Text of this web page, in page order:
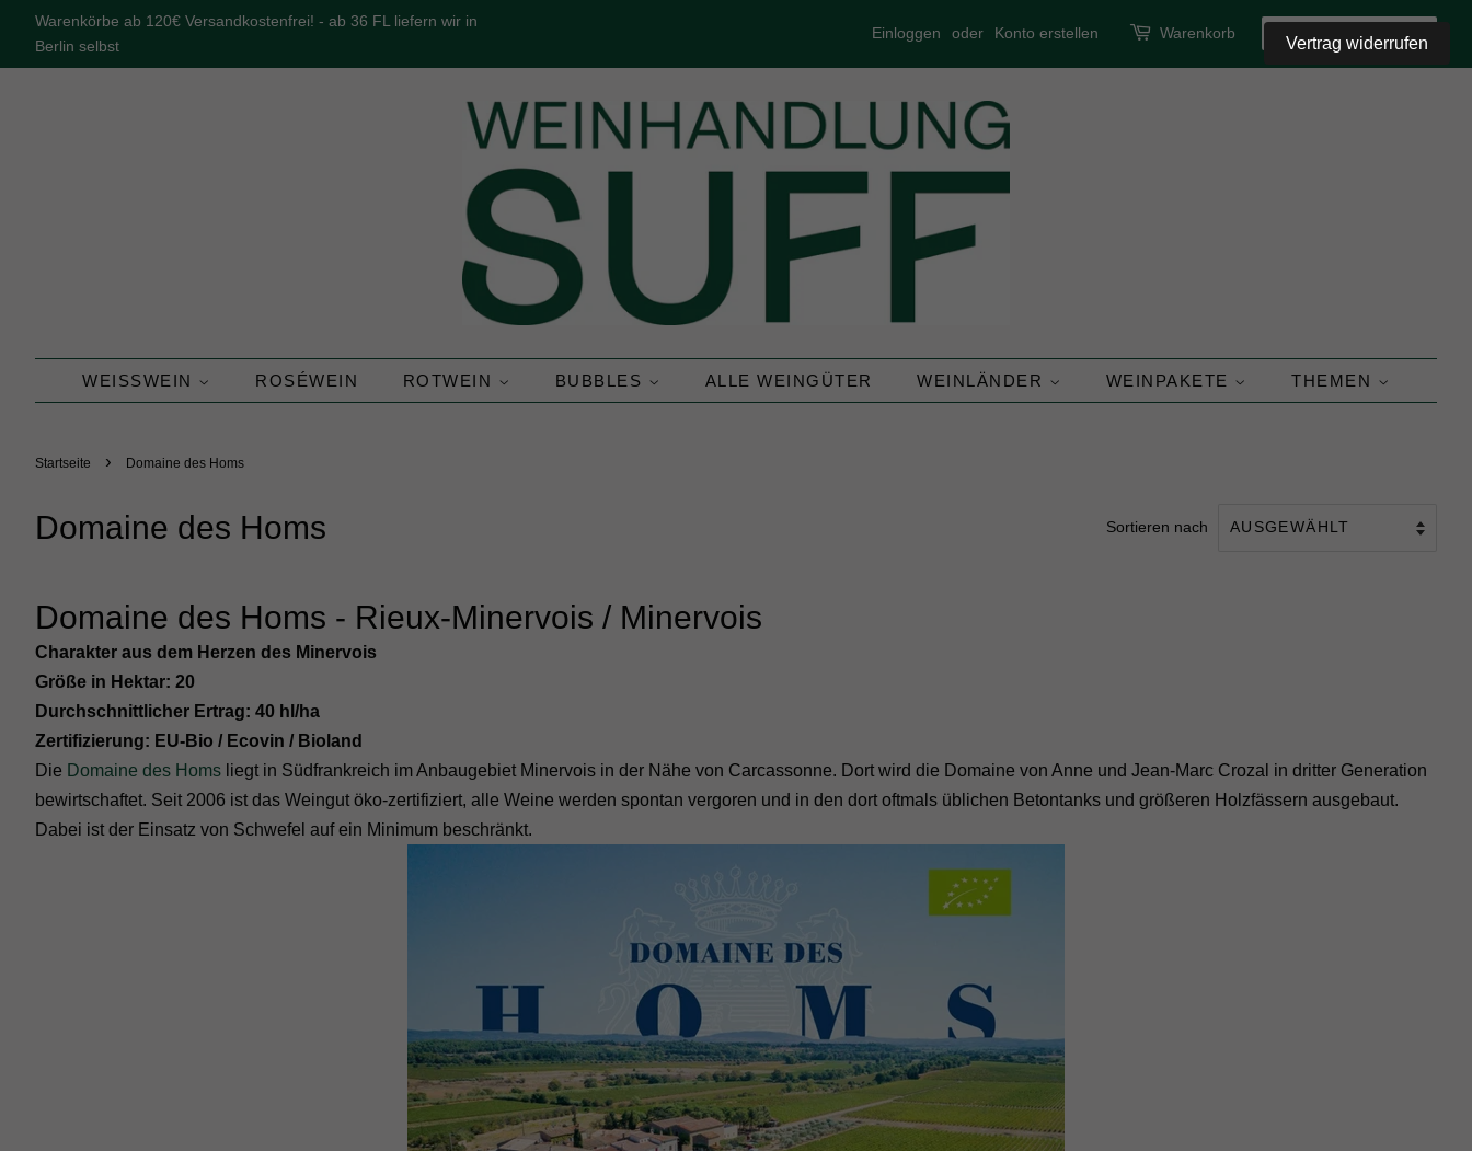
Warenkörbe ab 120€ Versandkostenfrei! - ab 36 FL liefern wir in
Berlin selbst
Einloggen oder Konto erstellen Warenkorb SUCHEN
WEISSWEIN ROSÉWEIN ROTWEIN BUBBLES ALLE WEINGÜTER WEINLÄNDER WEINPAKETE THEMEN
Startseite › Domaine des Homs
Domaine des Homs Sortieren nach
Domaine des Homs - Rieux-Minervois / Minervois
Charakter aus dem Herzen des Minervois
Größe in Hektar: 20
Durchschnittlicher Ertrag: 40 hl/ha
Zertifizierung: EU-Bio / Ecovin / Bioland
Die Domaine des Homs liegt in Südfrankreich im Anbaugebiet Minervois in der Nähe von Carcassonne. Dort wird die Domaine von Anne und Jean-Marc Crozal in dritter Generation
bewirtschaftet. Seit 2006 ist das Weingut öko-zertifiziert, alle Weine werden spontan vergoren und in den dort oftmals üblichen Betontanks und größeren Holzfässern ausgebaut.
Dabei ist der Einsatz von Schwefel auf ein Minimum beschränkt.
Vertrag widerrufen